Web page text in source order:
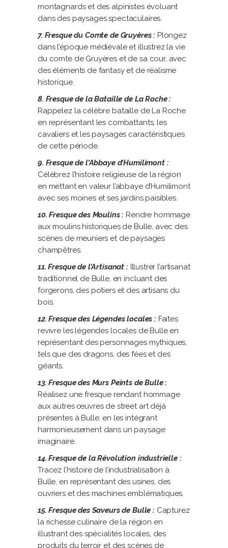
montagnards et des alpinistes évoluant
dans des paysages spectaculaires.
7. Fresque du Comte de Gruyères : Plongez
dans l’époque médiévale et illustrez la vie
du comte de Gruyères et de sa cour, avec
des éléments de fantasy et de réalisme
historique.
8. Fresque de la Bataille de La Roche :
Rappelez la célèbre bataille de La Roche
en représentant les combattants, les
cavaliers et les paysages caractéristiques
de cette période.
9. Fresque de l’Abbaye d’Humilimont :
Célèbrez l’histoire religieuse de la région
en mettant en valeur l’abbaye d’Humilimont
avec ses moines et ses jardins paisibles.
10. Fresque des Moulins : Rendre hommage
aux moulins historiques de Bulle, avec des
scènes de meuniers et de paysages
champêtres.
11. Fresque de l’Artisanat : Illustrer l’artisanat
traditionnel de Bulle, en incluant des
forgerons, des potiers et des artisans du
bois.
12. Fresque des Légendes locales :Faites
revivre les légendes locales de Bulle en
représentant des personnages mythiques,
tels que des dragons, des fées et des
géants.
13. Fresque des Murs Peints de Bulle :
Réalisez une fresque rendant hommage
aux autres œuvres de street art déjà
présentes à Bulle, en les intégrant
harmonieusement dans un paysage
imaginaire.
14. Fresque de la Révolution industrielle :
Tracez l’histoire de l’industrialisation à
Bulle, en représentant des usines, des
ouvriers et des machines emblématiques.
15. Fresque des Saveurs de Bulle : Capturez
la richesse culinaire de la région en
illustrant des spécialités locales, des
produits du terroir et des scènes de